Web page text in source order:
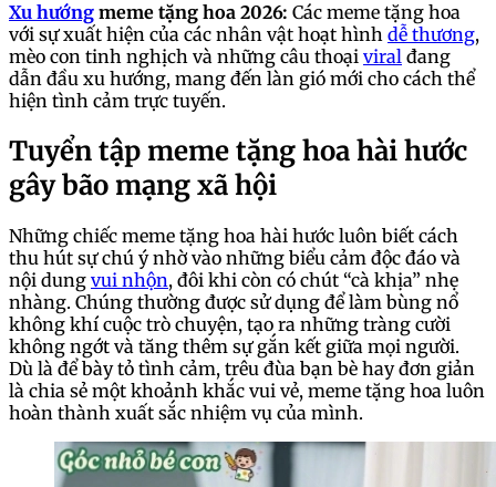
Xu hướng meme tặng hoa 2026: Các meme tặng hoa
với sự xuất hiện của các nhân vật hoạt hình dễ thương,
mèo con tinh nghịch và những câu thoại viral đang
dẫn đầu xu hướng, mang đến làn gió mới cho cách thể
hiện tình cảm trực tuyến.
Tuyển tập meme tặng hoa hài hước
gây bão mạng xã hội
Những chiếc meme tặng hoa hài hước luôn biết cách
thu hút sự chú ý nhờ vào những biểu cảm độc đáo và
nội dung vui nhộn, đôi khi còn có chút “cà khịa” nhẹ
nhàng. Chúng thường được sử dụng để làm bùng nổ
không khí cuộc trò chuyện, tạo ra những tràng cười
không ngớt và tăng thêm sự gắn kết giữa mọi người.
Dù là để bày tỏ tình cảm, trêu đùa bạn bè hay đơn giản
là chia sẻ một khoảnh khắc vui vẻ, meme tặng hoa luôn
hoàn thành xuất sắc nhiệm vụ của mình.